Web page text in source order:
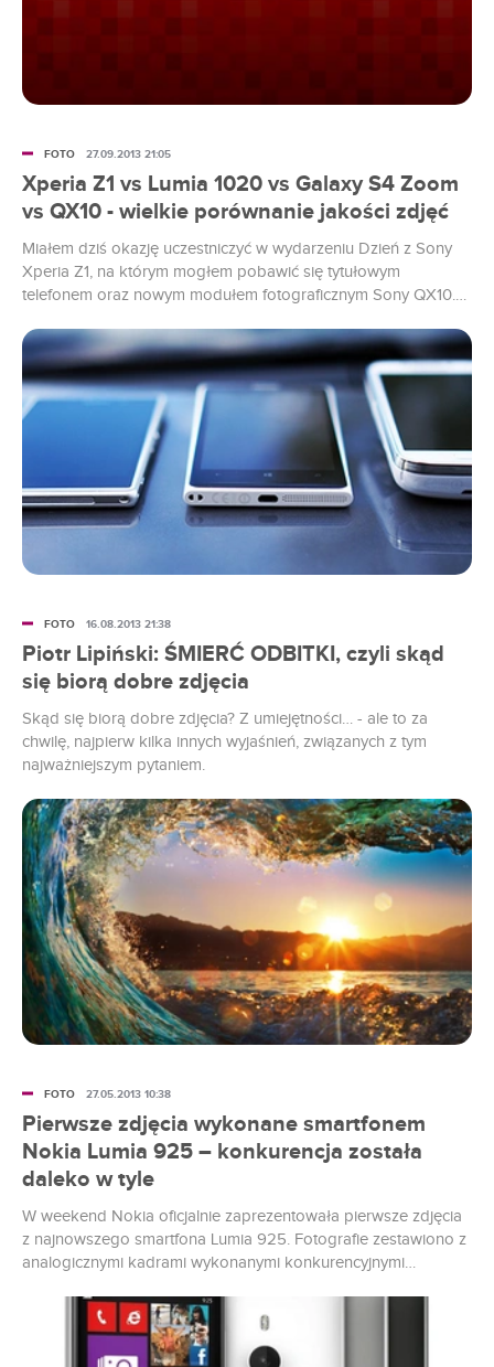
Xperia Z1 vs Lumia 1020 vs Galaxy S4 Zoom
vs QX10 - wielkie porównanie jakości zdjęć
Miałem dziś okazję uczestniczyć w wydarzeniu Dzień z Sony
Xperia Z1, na którym mogłem pobawić się tytułowym
telefonem oraz nowym modułem fotograficznym Sony QX10.
zdążyłem wyrobić sobie o nich pierwsze zdanie. Na to
wydarzenie zabrałem także Nokię Lumię 1020 oraz Samsunga
Galaxy S4 Zoom. Śmietanka fotografii mobilnej w komplecie!
Który aparat zrobił najlepsze zdjęcia? Dowiecie się z tekstu
FOTO 27.09.2013 21:05
Piotr Lipiński: ŚMIERĆ ODBITKI, czyli skąd
się biorą dobre zdjęcia
Skąd się biorą dobre zdjęcia? Z umiejętności… - ale to za
chwilę, najpierw kilka innych wyjaśnień, związanych z tym
najważniejszym pytaniem.
FOTO 16.08.2013 21:38
Pierwsze zdjęcia wykonane smartfonem
Nokia Lumia 925 – konkurencja została
daleko w tyle
W weekend Nokia oficjalnie zaprezentowała pierwsze zdjęcia
z najnowszego smartfona Lumia 925. Fotografie zestawiono z
analogicznymi kadrami wykonanymi konkurencyjnymi
FOTO 27.05.2013 10:38